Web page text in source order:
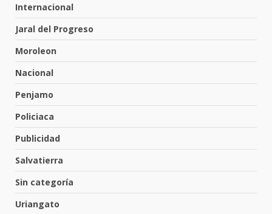
Internacional
Jaral del Progreso
Moroleon
Nacional
Penjamo
Policiaca
Publicidad
Salvatierra
Sin categoría
Uriangato
6
Emboscada a policías en Yuriria
31 de julio de 2026
7
30 de julio de 2026
1
El Pbro. Mario Alberto Pérez
parroquia de Guarapo